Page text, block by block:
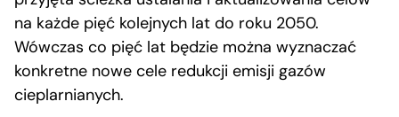
na każde pięć kolejnych lat do roku 2050.
Wówczas co pięć lat będzie można wyznaczać
konkretne nowe cele redukcji emisji gazów
cieplarnianych.